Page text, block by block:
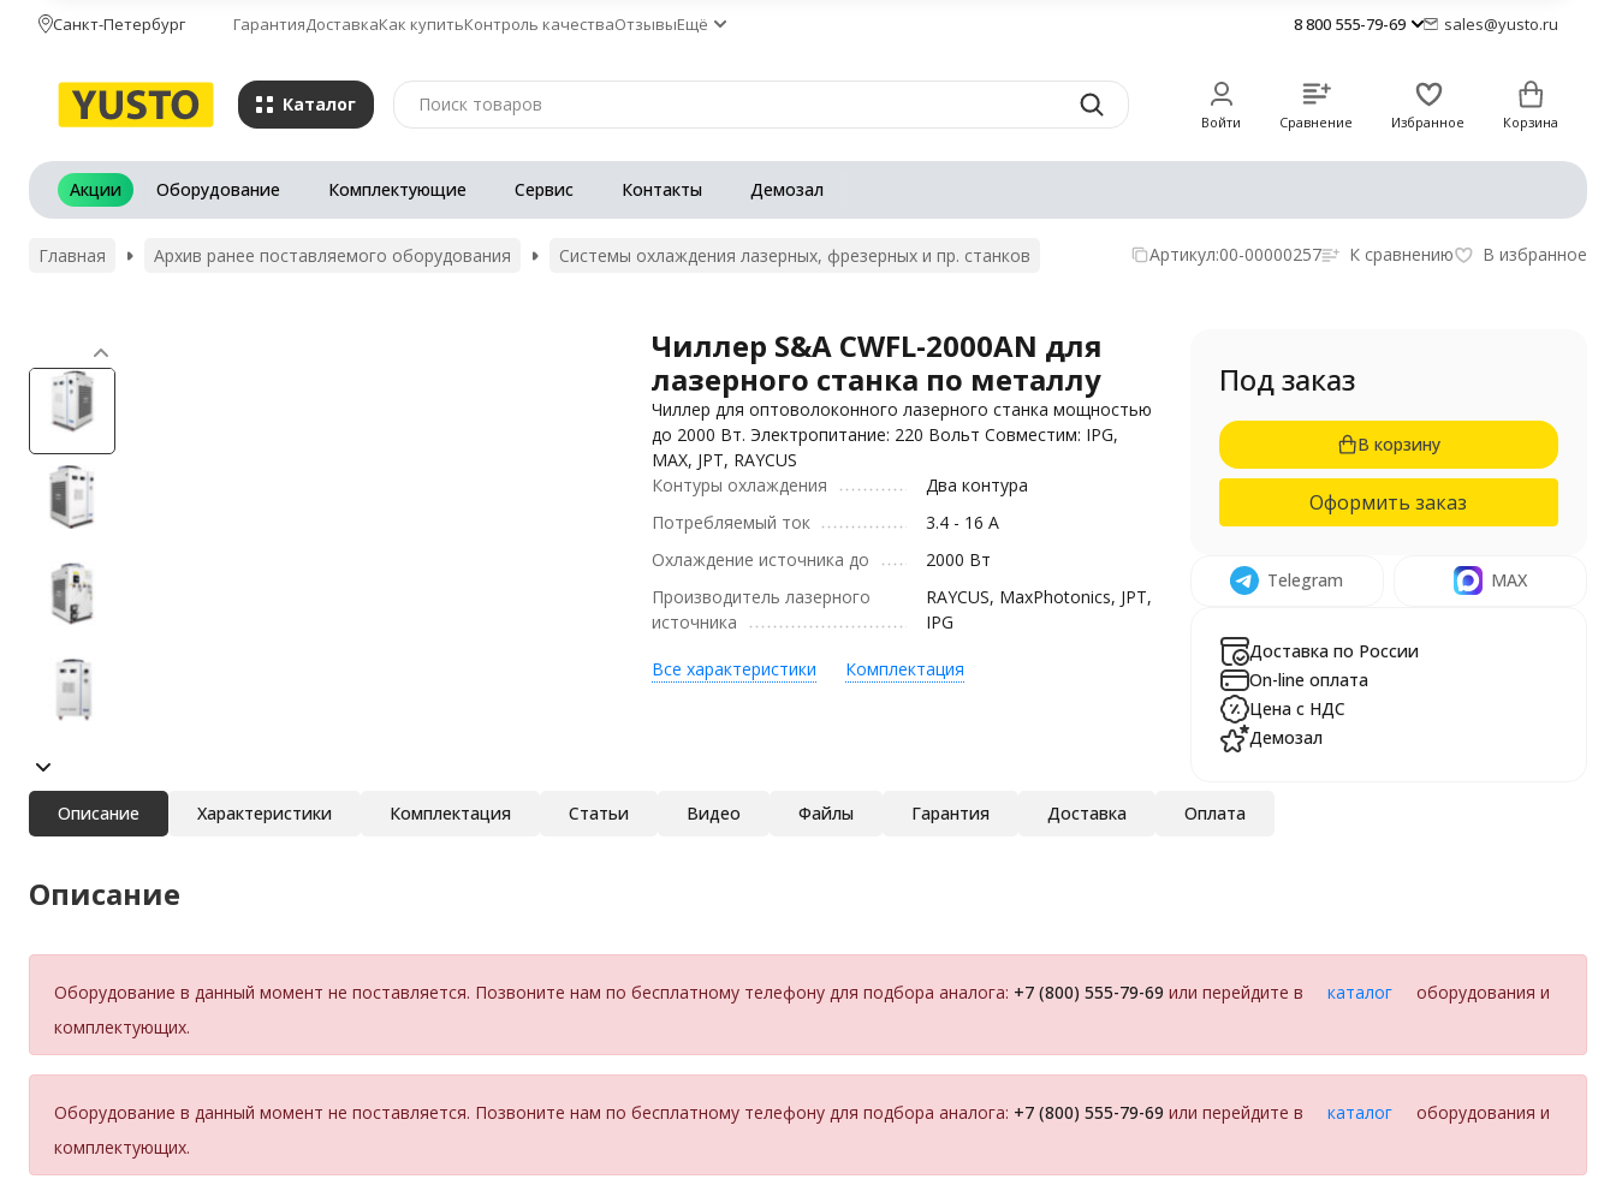
Санкт-Петербург ГарантияДоставкаКак купитьКонтроль качестваОтзывыЕщё 8 800 555-79-69 sales@yusto.ru
Каталог
Войти Сравнение Избранное Корзина
Акции Оборудование Комплектующие Сервис Контакты Демозал
Главная Архив ранее поставляемого оборудования Системы охлаждения лазерных, фрезерных и пр. станков Артикул:00-00000257 К сравнению В избранное
Чиллер S&A CWFL-2000AN для
лазерного станка по металлу
Чиллер для оптоволоконного лазерного станка мощностью
до 2000 Вт. Электропитание: 220 Вольт Совместим: IPG,
MAX, JPT, RAYCUS
Контуры охлаждения
Два контура
Потребляемый ток
3.4 - 16 А
Охлаждение источника до
2000 Вт
Производитель лазерного
источника
RAYCUS, MaxPhotonics, JPT,
IPG
Все характеристики Комплектация
Под заказ
В корзину
Оформить заказ
Telegram MAX
Доставка по России
On-line оплата
Цена с НДС
Демозал
Описание Характеристики Комплектация Статьи Видео Файлы Гарантия Доставка Оплата
Описание
Оборудование в данный момент не поставляется. Позвоните нам по бесплатному телефону для подбора аналога: +7 (800) 555-79-69 или перейдите в каталог
оборудования и
комплектующих.
Оборудование в данный момент не поставляется. Позвоните нам по бесплатному телефону для подбора аналога: +7 (800) 555-79-69 или перейдите в каталог
оборудования и
комплектующих.